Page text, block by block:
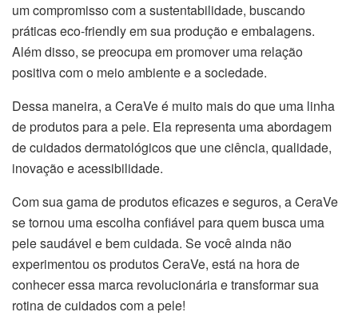
um compromisso com a sustentabilidade, buscando
práticas eco-friendly em sua produção e embalagens.
Além disso, se preocupa em promover uma relação
positiva com o meio ambiente e a sociedade.
Dessa maneira, a CeraVe é muito mais do que uma linha
de produtos para a pele. Ela representa uma abordagem
de cuidados dermatológicos que une ciência, qualidade,
inovação e acessibilidade.
Com sua gama de produtos eficazes e seguros, a CeraVe
se tornou uma escolha confiável para quem busca uma
pele saudável e bem cuidada. Se você ainda não
experimentou os produtos CeraVe, está na hora de
conhecer essa marca revolucionária e transformar sua
rotina de cuidados com a pele!